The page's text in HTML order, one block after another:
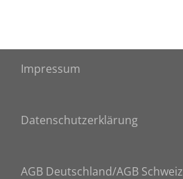
Impressum
Datenschutzerklärung
AGB Deutschland/AGB Schweiz